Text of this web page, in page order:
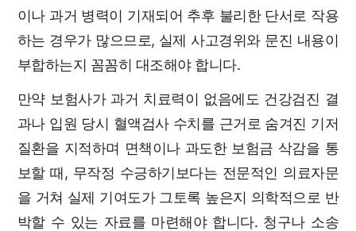
이나 과거 병력이 기재되어 추후 불리한 단서로 작용
하는 경우가 많으므로, 실제 사고경위와 문진 내용이
부합하는지 꼼꼼히 대조해야 합니다.
만약 보험사가 과거 치료력이 없음에도 건강검진 결
과나 입원 당시 혈액검사 수치를 근거로 숨겨진 기저
질환을 지적하며 면책이나 과도한 보험금 삭감을 통
보할 때, 무작정 수긍하기보다는 전문적인 의료자문
을 거쳐 실제 기여도가 그토록 높은지 의학적으로 반
박할 수 있는 자료를 마련해야 합니다. 청구나 소송